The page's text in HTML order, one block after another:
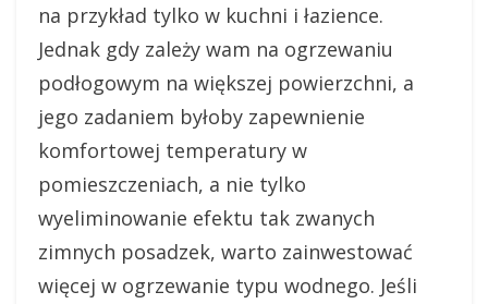
na przykład tylko w kuchni i łazience.
Jednak gdy zależy wam na ogrzewaniu
podłogowym na większej powierzchni, a
jego zadaniem byłoby zapewnienie
komfortowej temperatury w
pomieszczeniach, a nie tylko
wyeliminowanie efektu tak zwanych
zimnych posadzek, warto zainwestować
więcej w ogrzewanie typu wodnego. Jeśli